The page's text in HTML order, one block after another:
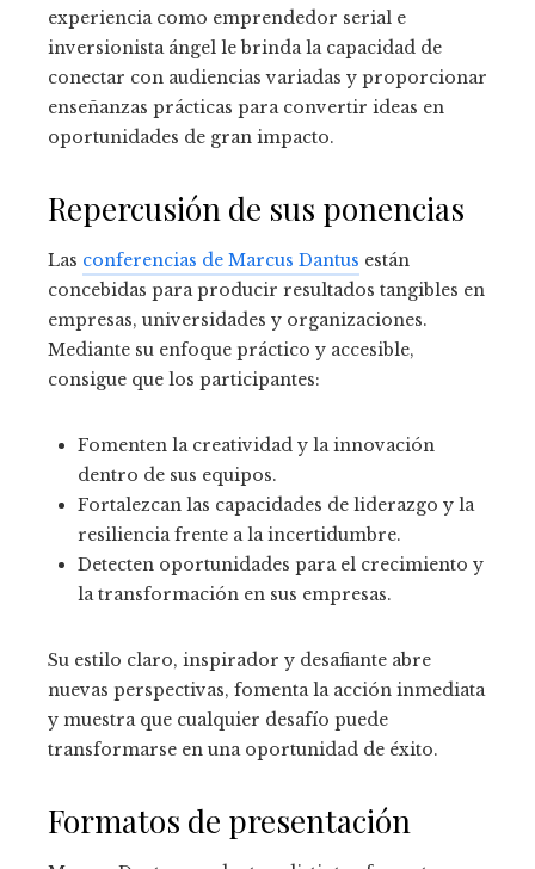
experiencia como emprendedor serial e
inversionista ángel le brinda la capacidad de
conectar con audiencias variadas y proporcionar
enseñanzas prácticas para convertir ideas en
oportunidades de gran impacto.
Repercusión de sus ponencias
Las conferencias de Marcus Dantus están
concebidas para producir resultados tangibles en
empresas, universidades y organizaciones.
Mediante su enfoque práctico y accesible,
consigue que los participantes:
Fomenten la creatividad y la innovación
dentro de sus equipos.
Fortalezcan las capacidades de liderazgo y la
resiliencia frente a la incertidumbre.
Detecten oportunidades para el crecimiento y
la transformación en sus empresas.
Su estilo claro, inspirador y desafiante abre
nuevas perspectivas, fomenta la acción inmediata
y muestra que cualquier desafío puede
transformarse en una oportunidad de éxito.
Formatos de presentación